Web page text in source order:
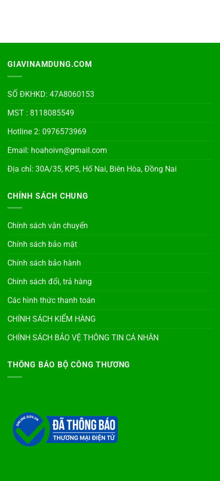
GIAVINAMDUNG.COM
SỐ ĐKHKD: 47A8060153
MST : 8118085549
Hotline 2: 0976573969
Email: hoahoivn@gmail.com
Địa chỉ: 30A/35, KP5, Hố Nai, Biên Hòa, Đồng Nai
CHÍNH SÁCH CHUNG
Chính sách vận chuyển
Chính sách bảo mật
Chính sách bảo hành
Chính sách đổi, trả hàng
Các hình thức thanh toán
CHÍNH SÁCH KIỂM HÀNG
CHÍNH SÁCH BẢO VỆ THÔNG TIN CÁ NHÂN
THÔNG BÁO BỘ CÔNG THƯƠNG